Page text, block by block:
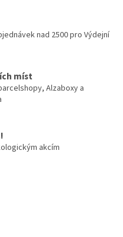
nad 2500 pro Výdejní
míst
Alzaboxy a
akcím